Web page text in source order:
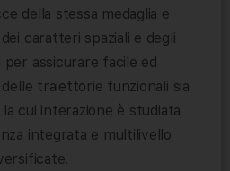
della stessa medaglia e
caratteri spaziali e degli
assicurare facile ed
traiettorie funzionali sia
cui interazione è studiata
integrata e multilivello